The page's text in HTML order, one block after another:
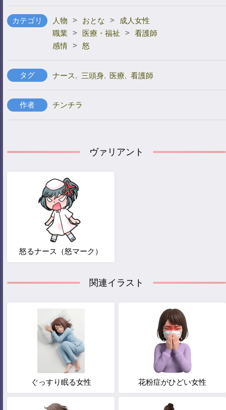
カテゴリ 人物 > おとな >
成人女性
職業
> 医療・福祉 > 看護師
感情 > 怒
タグ ナース, 三頭身, 医療, 看護師
作者 チンチラ
ヴァリアント
怒るナース（怒マーク）
関連イラスト
ぐっすり眠る女性 花粉症がひどい女性